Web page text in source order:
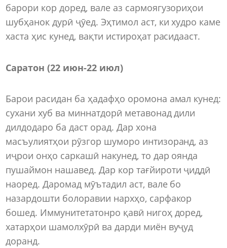
барори кор доред, вале аз сармоягузориҳои
шубҳанок дурӣ ҷӯед. Эҳтимол аст, ки худро каме
хаста ҳис кунед, вақти истироҳат расидааст.
Саратон (22 июн-22 июл)
Барои расидан ба ҳадафҳо оромона амал кунед:
сухани хуб ва миннатдорӣ метавонад дили
дилдодаро ба даст орад. Дар хона
масъулиятҳои рӯзгор шуморо интизоранд, аз
иҷрои онҳо саркашӣ накунед, то дар оянда
пушаймон нашавед. Дар кор тағйироти ҷиддӣ
наоред. Даромад мӯътадил аст, вале бо
назардошти болоравии нархҳо, сарфакор
бошед. Иммунитетатонро қавӣ нигоҳ доред,
хатарҳои шамолхӯрӣ ва дарди миён вуҷуд
доранд.